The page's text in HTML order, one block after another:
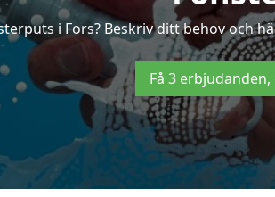
i Fors? Beskriv ditt behov och
Få 3